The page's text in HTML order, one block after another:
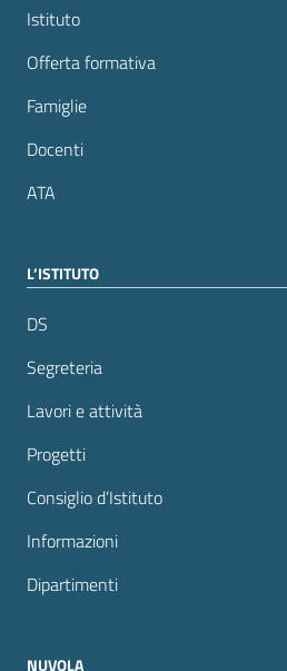
Istituto
Offerta formativa
Famiglie
Docenti
ATA
L’ISTITUTO
DS
Segreteria
Lavori e attività
Progetti
Consiglio d’Istituto
Informazioni
Dipartimenti
NUVOLA